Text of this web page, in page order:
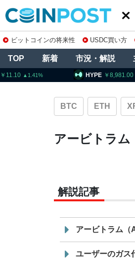
ビットコインの将来性 USDC買い方
TOP 新着 市況・解説
11.10 1.41 HYPE 8,981.00
BTC ETH
アービトラム
解説記事
アービトラム（
ユーザーのガス